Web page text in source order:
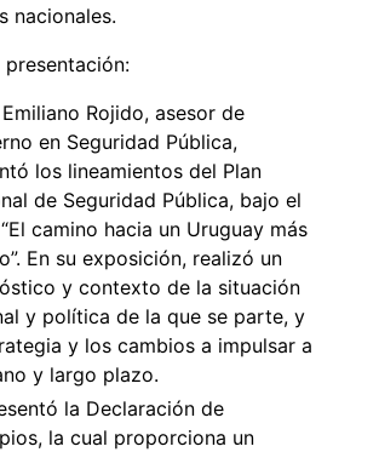
nacionales.
presentación:
Emiliano Rojido, asesor de
en Seguridad Pública,
los lineamientos del Plan
de Seguridad Pública, bajo el
camino hacia un Uruguay más
En su exposición, realizó un
y contexto de la situación
y política de la que se parte, y
y los cambios a impulsar a
y largo plazo.
la Declaración de
la cual proporciona un